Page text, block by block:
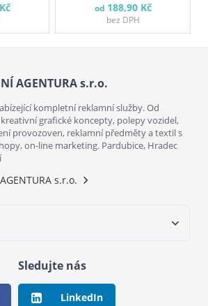
od 188,90 Kč
bez DPH
AGENTURA s.r.o.
kompletní reklamní služby. Od
grafické koncepty, polepy vozidel,
provozoven, reklamní předměty a textil s
on-line marketing. Pardubice, Hradec
s.r.o.
Sledujte nás
LinkedIn